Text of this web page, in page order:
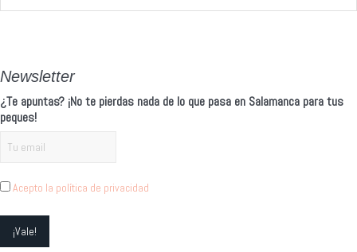
Newsletter
¿Te apuntas? ¡No te pierdas nada de lo que pasa en Salamanca para tus
peques!
Acepto la política de privacidad